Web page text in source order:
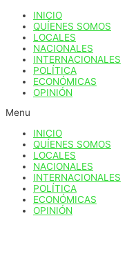
contenido
INICIO
QUÍENES SOMOS
LOCALES
NACIONALES
INTERNACIONALES
POLÍTICA
ECONÓMICAS
OPINIÓN
Menu
INICIO
QUÍENES SOMOS
LOCALES
NACIONALES
INTERNACIONALES
POLÍTICA
ECONÓMICAS
OPINIÓN